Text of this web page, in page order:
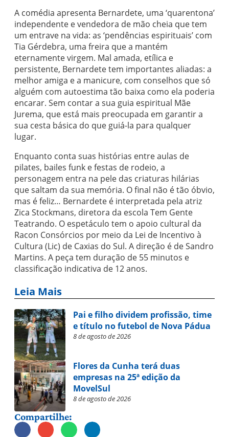
A comédia apresenta Bernardete, uma ‘quarentona’
independente e vendedora de mão cheia que tem
um entrave na vida: as ‘pendências espirituais’ com
Tia Gérdebra, uma freira que a mantém
eternamente virgem. Mal amada, etílica e
persistente, Bernardete tem importantes aliadas: a
melhor amiga e a manicure, com conselhos que só
alguém com autoestima tão baixa como ela poderia
encarar. Sem contar a sua guia espiritual Mãe
Jurema, que está mais preocupada em garantir a
sua cesta básica do que guiá-la para qualquer
lugar.
Enquanto conta suas histórias entre aulas de
pilates, bailes funk e festas de rodeio, a
personagem entra na pele das criaturas hilárias
que saltam da sua memória. O final não é tão óbvio,
mas é feliz… Bernardete é interpretada pela atriz
Zica Stockmans, diretora da escola Tem Gente
Teatrando. O espetáculo tem o apoio cultural da
Racon Consórcios por meio da Lei de Incentivo à
Cultura (Lic) de Caxias do Sul. A direção é de Sandro
Martins. A peça tem duração de 55 minutos e
classificação indicativa de 12 anos.
Leia Mais
Pai e filho dividem profissão, time
e título no futebol de Nova Pádua
8 de agosto de 2026
Flores da Cunha terá duas
empresas na 25ª edição da
MovelSul
8 de agosto de 2026
Compartilhe: